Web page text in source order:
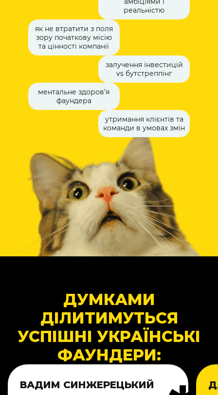
реальністю
як не втратити з поля
зору початкову місію
та цінності компанії
залучення інвестицій
vs бутстреппінг
ментальне здоровʼя
фаундера
утримання клієнтів та
команди в умовах змін
ДУМКАМИ
ДІЛИТИМУТЬСЯ
УСПІШНІ УКРАЇНСЬКІ
ФАУНДЕРИ:
ВАДИМ СИНЖЕРЕЦЬКИЙ